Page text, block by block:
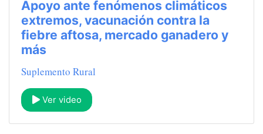
Apoyo ante fenómenos climáticos
extremos, vacunación contra la
fiebre aftosa, mercado ganadero y
más
Suplemento Rural
Ver video